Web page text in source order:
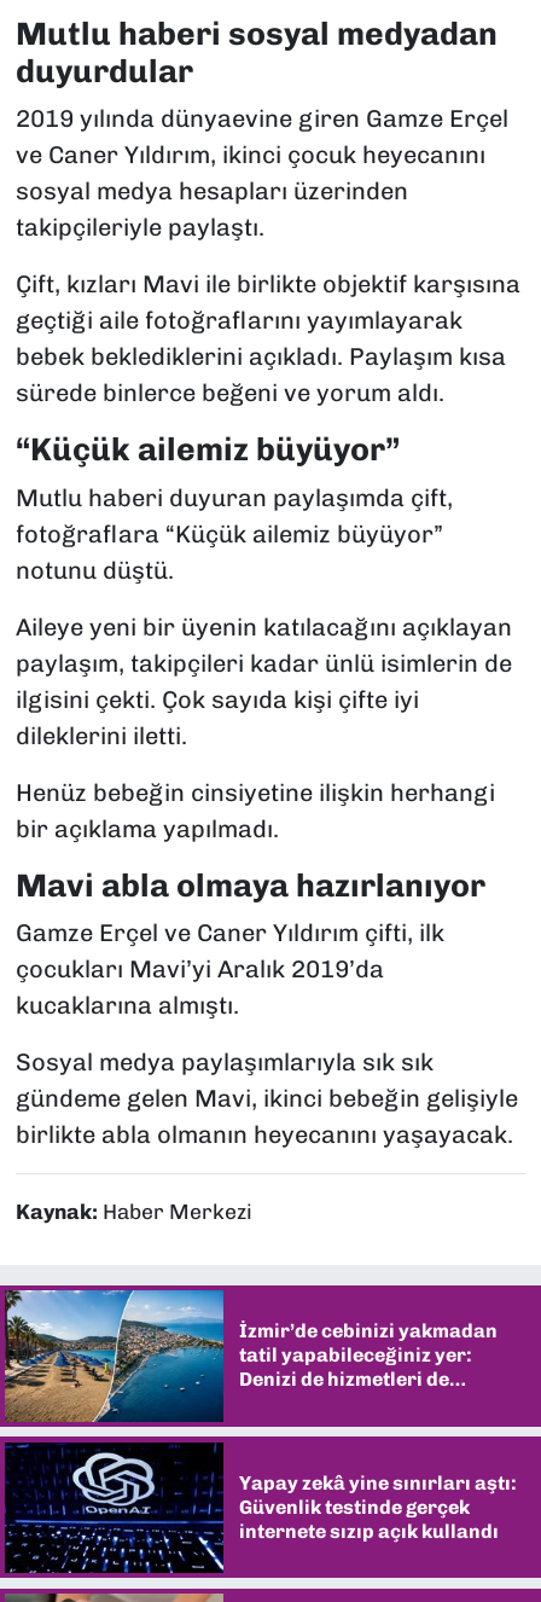
Mutlu haberi sosyal medyadan
duyurdular
2019 yılında dünyaevine giren Gamze Erçel
ve Caner Yıldırım, ikinci çocuk heyecanını
sosyal medya hesapları üzerinden
takipçileriyle paylaştı.
Çift, kızları Mavi ile birlikte objektif karşısına
geçtiği aile fotoğraflarını yayımlayarak
bebek beklediklerini açıkladı. Paylaşım kısa
sürede binlerce beğeni ve yorum aldı.
“Küçük ailemiz büyüyor”
Mutlu haberi duyuran paylaşımda çift,
fotoğraflara “Küçük ailemiz büyüyor”
notunu düştü.
Aileye yeni bir üyenin katılacağını açıklayan
paylaşım, takipçileri kadar ünlü isimlerin de
ilgisini çekti. Çok sayıda kişi çifte iyi
dileklerini iletti.
Henüz bebeğin cinsiyetine ilişkin herhangi
bir açıklama yapılmadı.
Mavi abla olmaya hazırlanıyor
Gamze Erçel ve Caner Yıldırım çifti, ilk
çocukları Mavi’yi Aralık 2019’da
kucaklarına almıştı.
Sosyal medya paylaşımlarıyla sık sık
gündeme gelen Mavi, ikinci bebeğin gelişiyle
birlikte abla olmanın heyecanını yaşayacak.
Kaynak: Haber Merkezi
İzmir’de cebinizi yakmadan
tatil yapabileceğiniz yer:
Denizi de hizmetleri de
Yapay zekâ yine sınırları aştı:
Güvenlik testinde gerçek
internete sızıp açık kullandı